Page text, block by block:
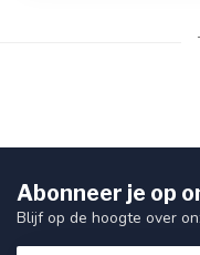
Abonneer je op
Blijf op de hoogte over